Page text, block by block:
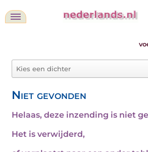
Niet gevonden
Helaas, deze inzending is niet
Het is verwijderd,